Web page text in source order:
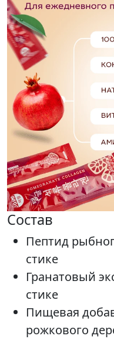
Состав
Пептид
стике
Гранатовый
стике
Пищевая
рожкового